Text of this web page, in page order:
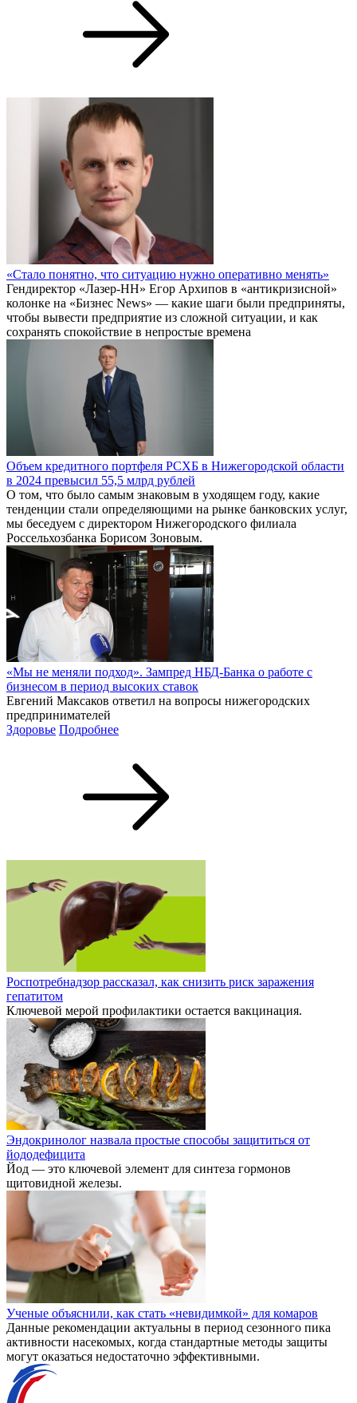
«Стало понятно, что ситуацию нужно оперативно менять»
Гендиректор «Лазер-НН» Егор Архипов в «антикризисной»
колонке на «Бизнес News» — какие шаги были предприняты,
чтобы вывести предприятие из сложной ситуации, и как
сохранять спокойствие в непростые времена
Объем кредитного портфеля РСХБ в Нижегородской области
в 2024 превысил 55,5 млрд рублей
О том, что было самым знаковым в уходящем году, какие
тенденции стали определяющими на рынке банковских услуг,
мы беседуем с директором Нижегородского филиала
Россельхозбанка Борисом Зоновым.
«Мы не меняли подход». Зампред НБД-Банка о работе с
бизнесом в период высоких ставок
Евгений Максаков ответил на вопросы нижегородских
предпринимателей
Здоровье Подробнее
Роспотребнадзор рассказал, как снизить риск заражения
гепатитом
Ключевой мерой профилактики остается вакцинация.
Эндокринолог назвала простые способы защититься от
йододефицита
Йод — это ключевой элемент для синтеза гормонов
щитовидной железы.
Ученые объяснили, как стать «невидимкой» для комаров
Данные рекомендации актуальны в период сезонного пика
активности насекомых, когда стандартные методы защиты
могут оказаться недостаточно эффективными.